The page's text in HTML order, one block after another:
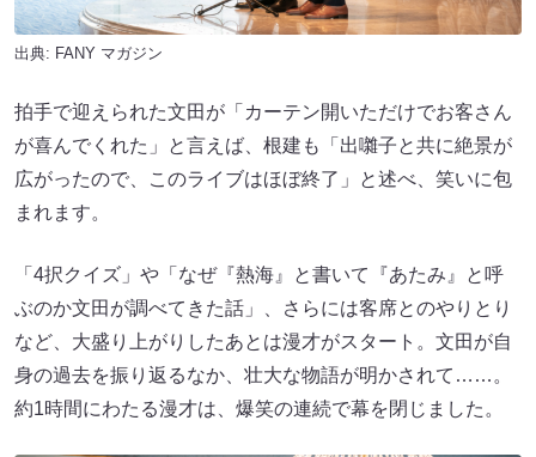
出典: FANY マガジン
拍手で迎えられた文田が「カーテン開いただけでお客さん
が喜んでくれた」と言えば、根建も「出囃子と共に絶景が
広がったので、このライブはほぼ終了」と述べ、笑いに包
まれます。
「4択クイズ」や「なぜ『熱海』と書いて『あたみ』と呼
ぶのか文田が調べてきた話」、さらには客席とのやりとり
など、大盛り上がりしたあとは漫才がスタート。文田が自
身の過去を振り返るなか、壮大な物語が明かされて……。
約1時間にわたる漫才は、爆笑の連続で幕を閉じました。